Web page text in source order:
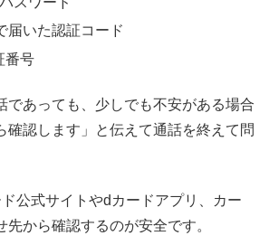
届いた認証コード
番号
であっても、少しでも不安がある場合
確認します」と伝えて通話を終えて問
公式サイトやdカードアプリ、カー
先から確認するのが安全です。